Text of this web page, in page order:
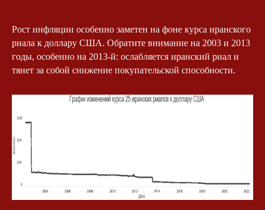
Рост инфляции особенно заметен на фоне курса иранского
риала к доллару США. Обратите внимание на 2003 и 2013
годы, особенно на 2013-й: ослабляется иранский риал и
тянет за собой снижение покупательской способности.